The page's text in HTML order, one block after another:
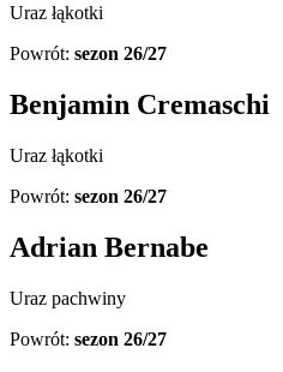
Uraz łąkotki
Powrót: sezon 26/27
Benjamin Cremaschi
Uraz łąkotki
Powrót: sezon 26/27
Adrian Bernabe
Uraz pachwiny
Powrót: sezon 26/27